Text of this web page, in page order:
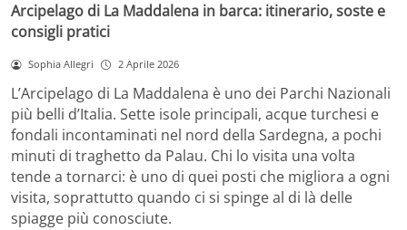
Arcipelago di La Maddalena in barca: itinerario, soste e
consigli pratici
Sophia Allegri 2 Aprile 2026
L’Arcipelago di La Maddalena è uno dei Parchi Nazionali
più belli d’Italia. Sette isole principali, acque turchesi e
fondali incontaminati nel nord della Sardegna, a pochi
minuti di traghetto da Palau. Chi lo visita una volta
tende a tornarci: è uno di quei posti che migliora a ogni
visita, soprattutto quando ci si spinge al di là delle
spiagge più conosciute.